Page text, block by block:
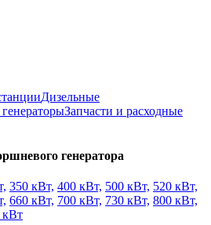
Дизельные
Запчасти и расходные
генератора
350 кВт, 400 кВт, 500 кВт, 520 кВт,
660 кВт, 700 кВт, 730 кВт, 800 кВт,
кВт